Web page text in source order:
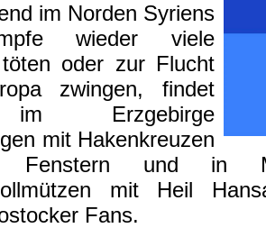
im Norden Syriens
wieder viele
oder zur Flucht
zwingen, findet
Erzgebirge
mit Hakenkreuzen
und in
mit Heil
Fans.